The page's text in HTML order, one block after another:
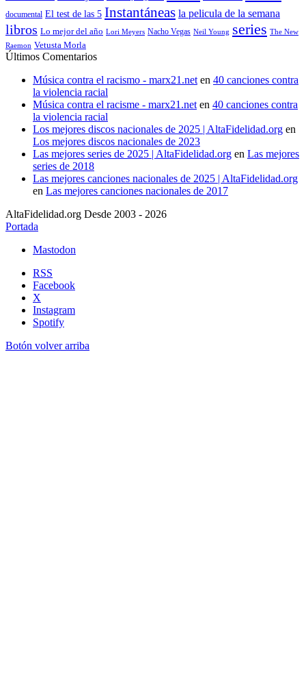
documental El test de las 5 Instantáneas la pelicula de la semana
libros Lo mejor del año Lori Meyers Nacho Vegas Neil Young series The New
Raemon Vetusta Morla
Últimos Comentarios
Música contra el racismo - marx21.neten 40 canciones contra
la violencia racial
Música contra el racisme - marx21.neten 40 canciones contra
la violencia racial
Los mejores discos nacionales de 2025 | AltaFidelidad.org en
Los mejores discos nacionales de 2023
Las mejores series de 2025 | AltaFidelidad.org en Las mejores
series de 2018
Las mejores canciones nacionales de 2025 | AltaFidelidad.org
en Las mejores canciones nacionales de 2017
AltaFidelidad.org Desde 2003 - 2026
Portada
Mastodon
RSS
Facebook
X
Instagram
Spotify
Botón volver arriba